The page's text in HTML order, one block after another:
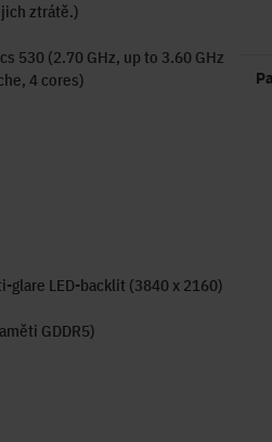
ztrátě.)
530 (2.70 GHz, up to 3.60 GHz
4 cores)
glare LED-backlit (3840 x 2160)
GDDR5)